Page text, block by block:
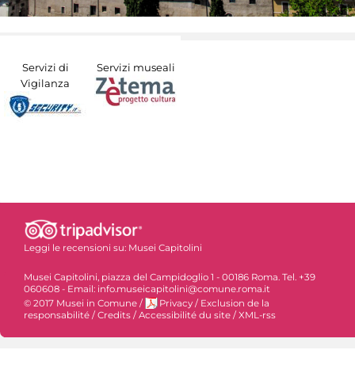
Servizi di
Vigilanza
Servizi museali
Leggi le recensioni su: Musei Capitolini
Musei Capitolini, piazza del Campidoglio 1 - 00186 Roma. Tel. +39
060608 - Email: info.museicapitolini@comune.roma.it
© 2017 Musei in Comune / Privacy / Exclusion de la
responsabilité / Credits / Accessibilité du site / XML-rss